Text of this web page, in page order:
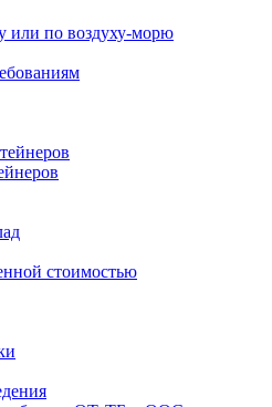
или по воздуху-морю
стоимостью